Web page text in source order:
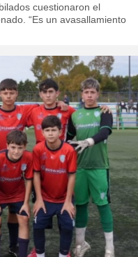
cuestionaron el
“Es un avasallamiento